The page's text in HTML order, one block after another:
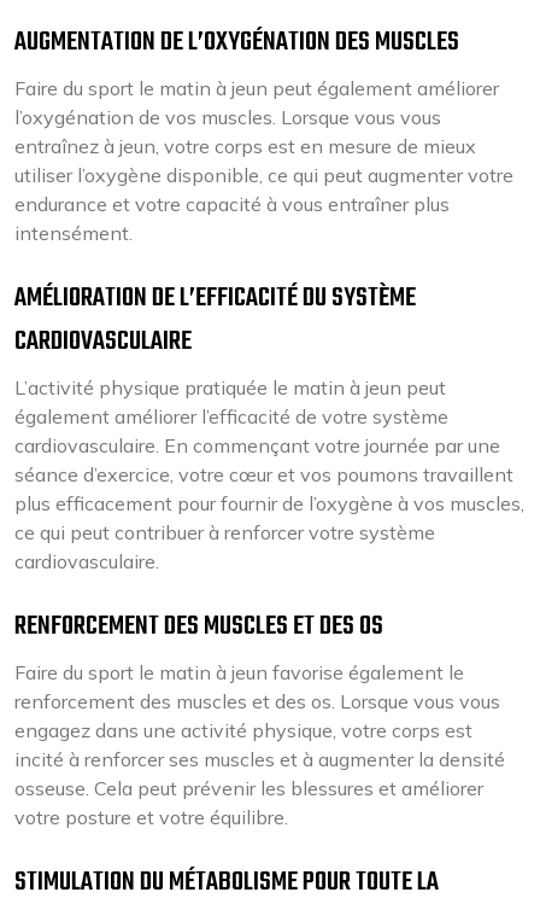
AUGMENTATION DE L’OXYGÉNATION DES MUSCLES
Faire du sport le matin à jeun peut également améliorer
l’oxygénation de vos muscles. Lorsque vous vous
entraînez à jeun, votre corps est en mesure de mieux
utiliser l’oxygène disponible, ce qui peut augmenter votre
endurance et votre capacité à vous entraîner plus
intensément.
AMÉLIORATION DE L’EFFICACITÉ DU SYSTÈME
CARDIOVASCULAIRE
L’activité physique pratiquée le matin à jeun peut
également améliorer l’efficacité de votre système
cardiovasculaire. En commençant votre journée par une
séance d’exercice, votre cœur et vos poumons travaillent
plus efficacement pour fournir de l’oxygène à vos muscles,
ce qui peut contribuer à renforcer votre système
cardiovasculaire.
RENFORCEMENT DES MUSCLES ET DES OS
Faire du sport le matin à jeun favorise également le
renforcement des muscles et des os. Lorsque vous vous
engagez dans une activité physique, votre corps est
incité à renforcer ses muscles et à augmenter la densité
osseuse. Cela peut prévenir les blessures et améliorer
votre posture et votre équilibre.
STIMULATION DU MÉTABOLISME POUR TOUTE LA